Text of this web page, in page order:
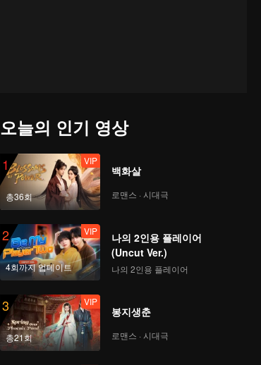
오늘의 인기 영상
1
총36회
VIP
백화살
로맨스 · 시대극
2
4회까지 업데이트
VIP
나의 2인용 플레이어
(Uncut Ver.)
나의 2인용 플레이어
3
총21회
VIP
봉지생춘
로맨스 · 시대극